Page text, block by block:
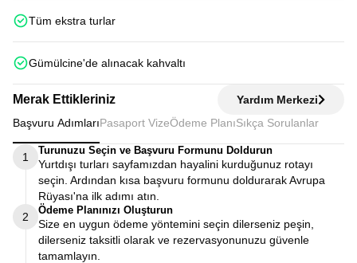
Tüm ekstra turlar
Gümülcine'de alınacak kahvaltı
Merak Ettikleriniz
Yardım Merkezi
Başvuru AdımlarıPasaport VizeÖdeme Planı Sıkça Sorulanlar
1
Turunuzu Seçin ve Başvuru Formunu Doldurun
Yurtdışı turları sayfamızdan hayalini kurduğunuz rotayı
seçin. Ardından kısa başvuru formunu doldurarak Avrupa
Rüyası'na ilk adımı atın.
2
Ödeme Planınızı Oluşturun
Size en uygun ödeme yöntemini seçin dilerseniz peşin,
dilerseniz taksitli olarak ve rezervasyonunuzu güvenle
tamamlayın.